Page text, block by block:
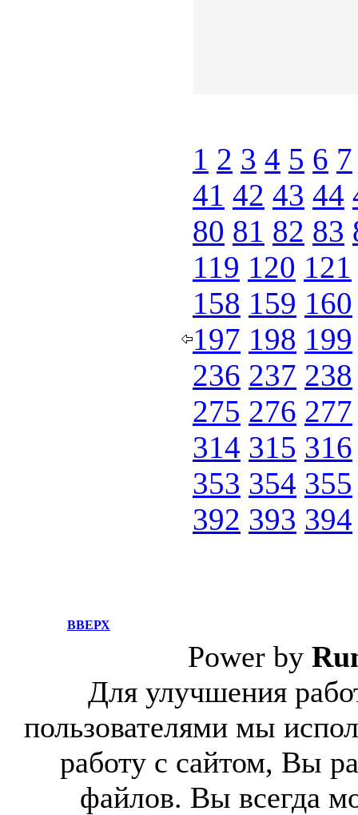
1 2 3 4 5 6 7
41 42 43 44
80 81 82 83
119 120 121
158 159 160
197 198 199
236 237 238
275 276 277
314 315 316
353 354 355
392 393 394
ВВЕРХ
Power by
Для улучшения
пользователями мы
работу с сайтом, Вы
файлов. Вы всегда